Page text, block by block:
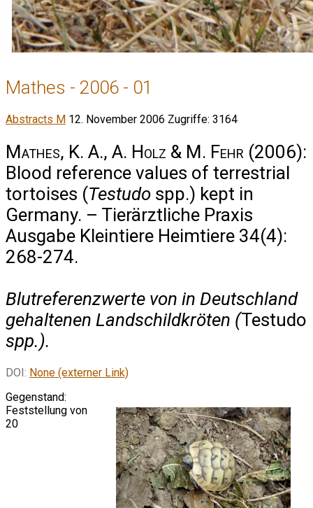
Mathes - 2006 - 01
Abstracts M 12. November 2006 Zugriffe: 3164
Mathes, K. A., A. Holz & M. Fehr (2006):
Blood reference values of terrestrial
tortoises (Testudo spp.) kept in
Germany. – Tierärztliche Praxis
Ausgabe Kleintiere Heimtiere 34(4):
268-274.
Blutreferenzwerte von in Deutschland
gehaltenen Landschildkröten (Testudo
spp.).
DOI: None (externer Link)
Gegenstand:
Feststellung von
20